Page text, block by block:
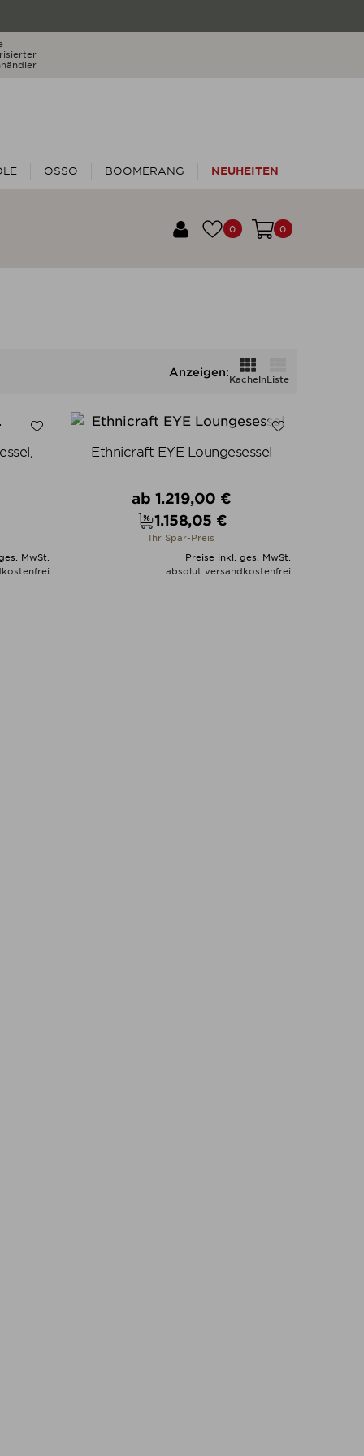
OSSO BOOMERANG NEUHEITEN
0 0
Anzeigen:
KachelnListe
MwSt.
Ethnicraft EYE Loungesessel
Verkaufspreis
ab 1.219,00 €
Preis
1.158,05 €
Ihr Spar-Preis
Preise inkl. ges. MwSt.
absolut versandkostenfrei